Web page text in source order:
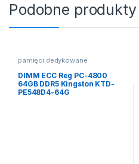
Podobne produkty
pamięci dedykowane
DIMM ECC Reg PC-4800
64GB DDR5 Kingston KTD-
PE548D4-64G